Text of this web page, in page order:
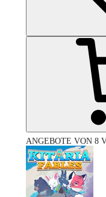
ANGEBOTE VON 8